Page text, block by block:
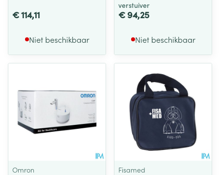
€ 114,11
Niet beschikbaar
verstuiver
€ 94,25
Niet beschikbaar
Omron
Fisamed